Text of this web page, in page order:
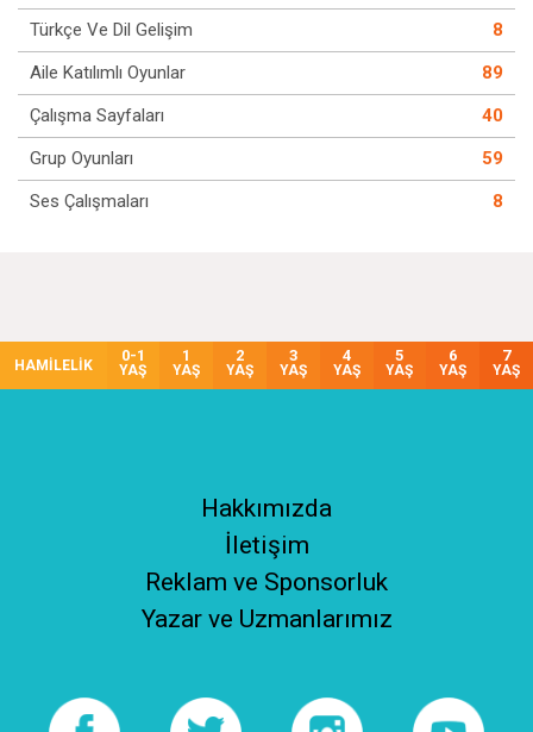
Türkçe Ve Dil Gelişim
8
Aile Katılımlı Oyunlar
89
Çalışma Sayfaları
40
Grup Oyunları
59
Ses Çalışmaları
8
HAMİLELİK
0-1
YAŞ
1
YAŞ
2
YAŞ
3
YAŞ
4
YAŞ
5
YAŞ
6
YAŞ
7
YAŞ
Hakkımızda
İletişim
Reklam ve Sponsorluk
Yazar ve Uzmanlarımız